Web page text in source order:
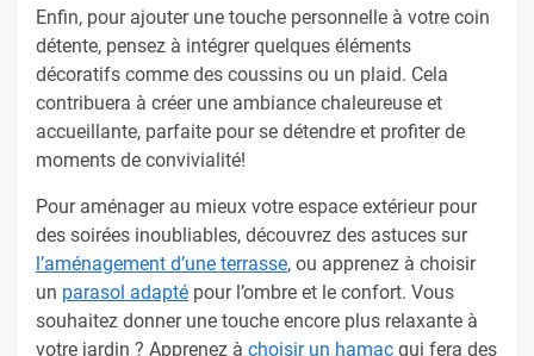
Enfin, pour ajouter une touche personnelle à votre coin
détente, pensez à intégrer quelques éléments
décoratifs comme des coussins ou un plaid. Cela
contribuera à créer une ambiance chaleureuse et
accueillante, parfaite pour se détendre et profiter de
moments de convivialité!
Pour aménager au mieux votre espace extérieur pour
des soirées inoubliables, découvrez des astuces sur
l’aménagement d’une terrasse, ou apprenez à choisir
un parasol adapté pour l’ombre et le confort. Vous
souhaitez donner une touche encore plus relaxante à
votre jardin ? Apprenez à choisir un hamac qui fera des